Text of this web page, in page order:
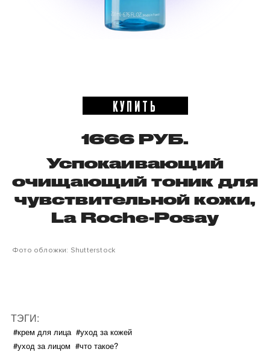
КУПИТЬ
1666 РУБ.
Успокаивающий
очищающий тоник для
чувствительной кожи,
La Roche-Posay
Фото обложки: Shutterstock
ТЭГИ:
#крем для лица #уход за кожей
#уход за лицом #что такое?